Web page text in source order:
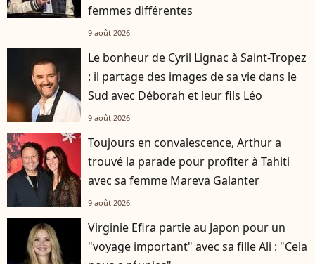
femmes différentes
9 août 2026
Le bonheur de Cyril Lignac à Saint-Tropez
: il partage des images de sa vie dans le
Sud avec Déborah et leur fils Léo
9 août 2026
Toujours en convalescence, Arthur a
trouvé la parade pour profiter à Tahiti
avec sa femme Mareva Galanter
9 août 2026
Virginie Efira partie au Japon pour un
"voyage important" avec sa fille Ali : "Cela